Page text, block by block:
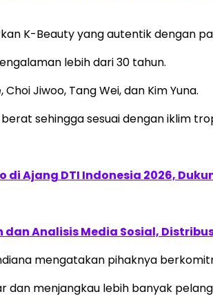
K-Beauty yang autentik dengan
lebih dari 30 tahun.
Jiwoo, Tang Wei, dan Kim Yuna.
sehingga sesuai dengan iklim
Ajang DTI Indonesia 2026,
Analisis Media Sosial,
mengatakan pihaknya
menjangkau lebih banyak